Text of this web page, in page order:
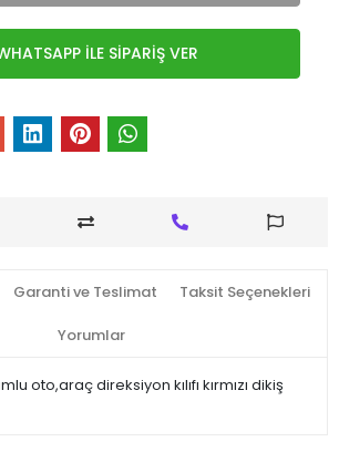
İLE SİPARİŞ VER
Garanti ve Teslimat Taksit Seçenekleri
Yorumlar
oto,araç direksiyon kılıfı kırmızı dikiş